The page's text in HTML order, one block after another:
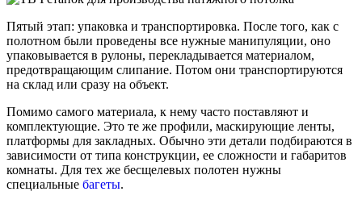
Пятый этап: упаковка и транспортировка. После того, как с
полотном были проведены все нужные манипуляции, оно
упаковывается в рулоны, перекладывается материалом,
предотвращающим слипание. Потом они транспортируются
на склад или сразу на объект.
Помимо самого материала, к нему часто поставляют и
комплектующие. Это те же профили, маскирующие ленты,
платформы для закладных. Обычно эти детали подбираются в
зависимости от типа конструкции, ее сложности и габаритов
комнаты. Для тех же бесщелевых полотен нужны
специальные багеты.